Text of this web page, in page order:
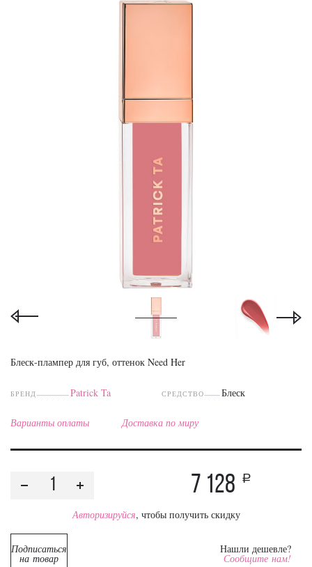
Блеск-плампер для губ, оттенок Need Her
БРЕНД Patrick Ta СРЕДСТВО Блеск
Варианты оплаты Доставка по миру
7 128 a
Авторизируйся, чтобы получить скидку
Подписаться
на товар
Нашли дешевле?
Сообщите нам!